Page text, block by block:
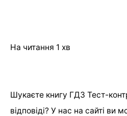
На читання 1 хв
Шукаєте книгу ГДЗ Тест-
відповіді? У нас на сайті ви